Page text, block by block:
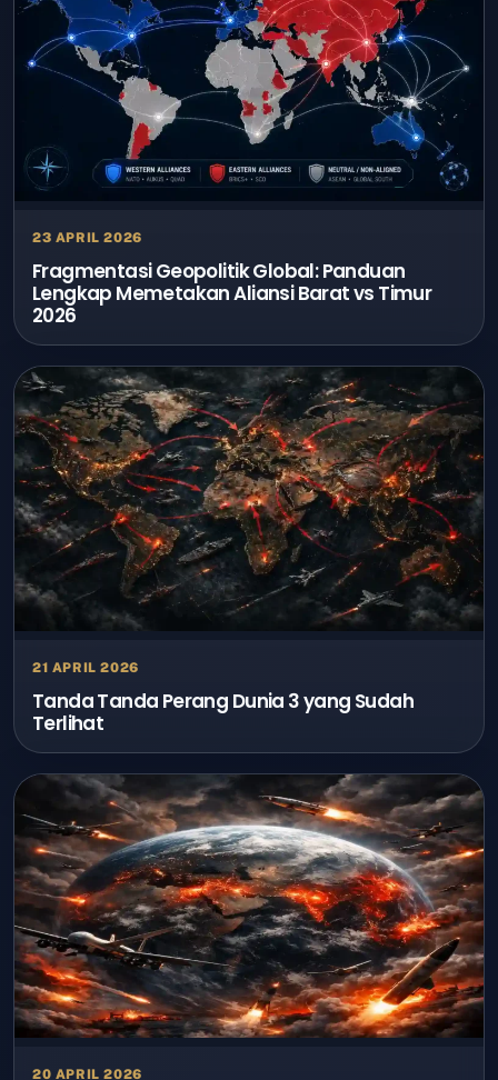
23 APRIL 2026
Fragmentasi Geopolitik Global: Panduan
Lengkap Memetakan Aliansi Barat vs Timur
2026
21 APRIL 2026
Tanda Tanda Perang Dunia 3 yang Sudah
Terlihat
20 APRIL 2026